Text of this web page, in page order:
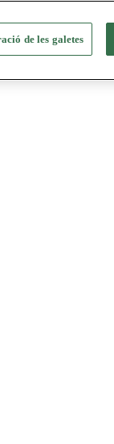
de les galetes